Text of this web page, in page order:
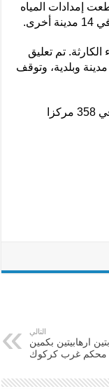
في 68 مدينة، وانقطعت إمدادات المياه
من جراء الكارثة. تم تعليق
الدراسة في المؤسسات التعليمية في 622 مدينة وبلدية، وتوقف
وبحسب السلطات، يوجد 121996 شخصا في 358 مركزا
التالي
ارهابيتين بكمين
محكم غرب كركوك